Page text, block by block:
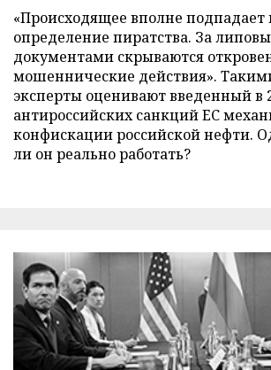
«Происходящее вполне подпадает
определение пиратства. За
документами скрываются
мошеннические действия».
эксперты оценивают введенный в
антироссийских санкций ЕС
конфискации российской нефти.
ли он реально работать?